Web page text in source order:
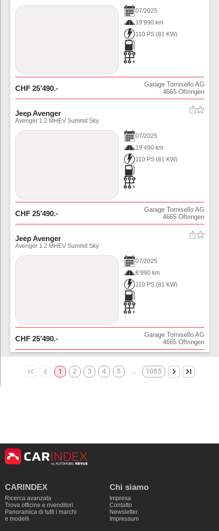
07/2025
19’990 km
110 PS (81 KW)
CHF 25’490.-
Garage Tornisello AG
4665 Oftringen
Jeep Avenger
Avenger 1.2 MHEV Summit Sky
07/2025
19’490 km
110 PS (81 KW)
CHF 25’490.-
Garage Tornisello AG
4665 Oftringen
Jeep Avenger
Avenger 1.2 MHEV Summit Sky
07/2025
8’990 km
110 PS (81 KW)
CHF 25’490.-
Garage Tornisello AG
4665 Oftringen
1 2 3 4 5 … 1085
CARINDEX
Ricerca avanzata
Trova officine e rivenditori
Panoramica di tutti i marchi
e modelli
Chi siamo
Impresa
Contatto
Newsletter
Impressum